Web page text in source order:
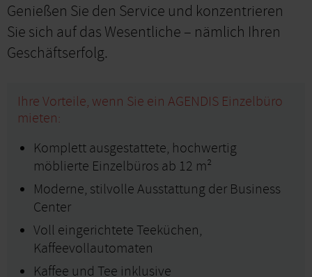
Genießen Sie den Service und konzentrieren
Sie sich auf das Wesentliche – nämlich Ihren
Geschäftserfolg.
Ihre Vorteile, wenn Sie ein AGENDIS Einzelbüro
mieten:
Komplett ausgestattete, hochwertig
möblierte Einzelbüros ab 12 m²
Moderne, stilvolle Ausstattung der Business
Center
Voll eingerichtete Teeküchen,
Kaffeevollautomaten
Kaffee und Tee inklusive